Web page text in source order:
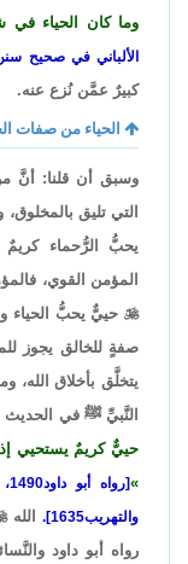
وما كان الحياء في
الألباني في صحيح سنن
كبيرٌ عمَّن نُزع عنه.
الحياء من صفات
وسبق أن قلنا: أنَّ
التي تليق
يحبُّ الرُّحماء
المؤمن القوي،
 حييٌّ يحبُّ الحياء
صفةٍ للخالق يجوز
يتخلَّق بأخلاق الله،
النَّبيِّ ﷺ في الحديث
حييٌّ كريمٌ يستحيي
والتهريب1635].
الله
رواه أبو داود